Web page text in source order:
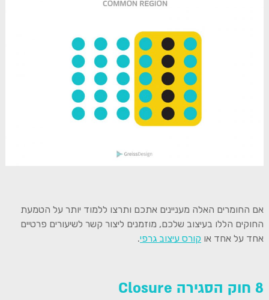
אם החומרים האלה מעניינים אתכם ותרצו ללמוד יותר על הטמעת
החוקים הללו בעיצוב שלכם, מוזמנים ליצור קשר לשיעורים פרטיים
אחד על אחד או קורס עיצוב גרפי.
8 חוק הסגירה Closure